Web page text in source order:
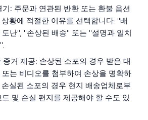
기: 주문과 연관된 반환 또는 환불 옵션
황에 적절한 이유를 선택합니다: "배
난", "손상된 배송" 또는 "설명과 일치
거 제공: 손상된 소포의 경우 받은 대
는 비디오를 첨부하여 손상을 명확하
실된 소포의 경우 현지 배송업체로부
및 손실 편지를 제공해야 할 수도 있